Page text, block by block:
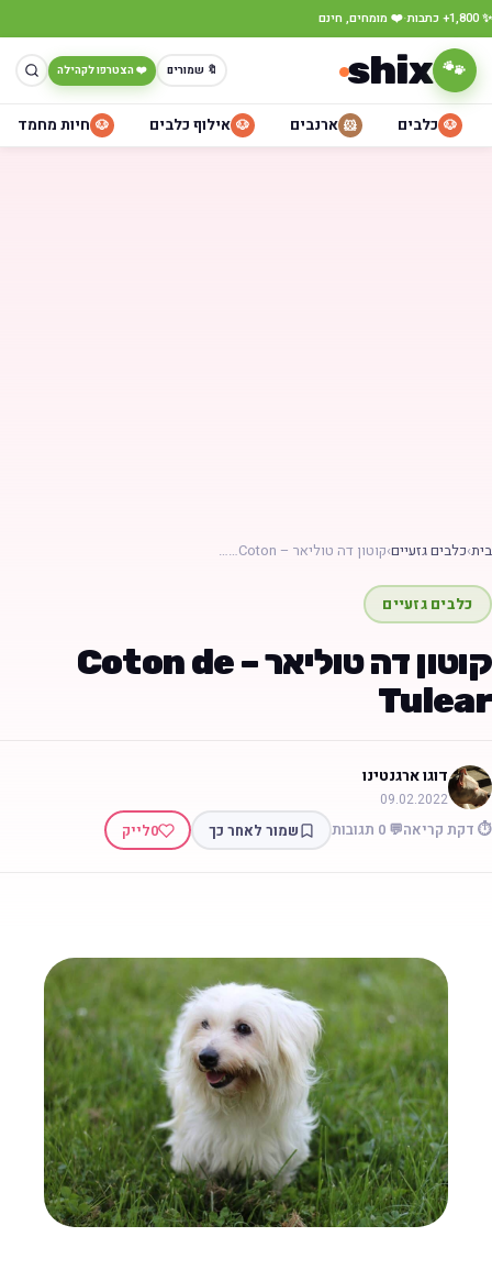
✨ 1,800+ כתבות ·❤️ מומחים, חינם
🐾
shix 🔖 שמורים ❤️ הצטרפו לקהילה
🐶 כלבים 🐹 ארנבים 🐶 אילוף כלבים 🐶 חיות מחמד
בית›כלבים גזעיים›קוטון דה טוליאר – Coton……
כלבים גזעיים
קוטון דה טוליאר – Coton de
Tulear
דוגו ארגנטינו
09.02.2022
⏱️ דקת קריאה💬 0 תגובות שמור לאחר כך 0לייק